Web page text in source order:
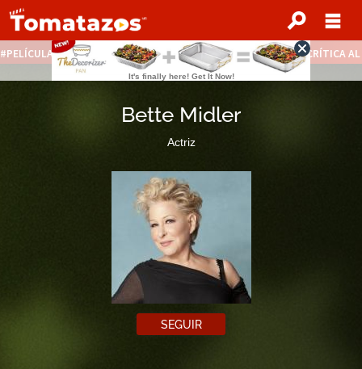
PELÍCULAS STREAMING GRATIS NOTICIAS DESTACADAS CRÍTICA
Bette Midler
Actriz
SEGUIR